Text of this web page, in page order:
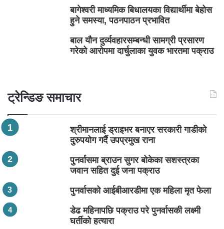
बागेश्वरी माध्यमिक बिधालयका विद्यार्थीमा बेहोस
हुने समस्या, पठनपाठन प्रभावित
बाल यौन दुर्व्यवहारसम्बन्धी सामग्री प्रसारण
गरेको आरोपमा दार्चुलाका युवक भारतमा पक्राउ
ट्रेन्डिङ समाचार
श्रीमानलाई ड्राइभर बनाएर सरकारी गाडीको
दुरुपयोग गर्दै उपप्रमुख राना
पुनर्वासमा ब्राउन सुगर बोकेका सशस्त्रका
जवान सहित दुई जना पक्राउ
पुनर्वासको आईबीआरडीमा एक महिला मृत फेला
डेढ महिनापछि पक्राउ परे पुनर्वासकी लक्ष्मी
घर्तीको हत्यारा